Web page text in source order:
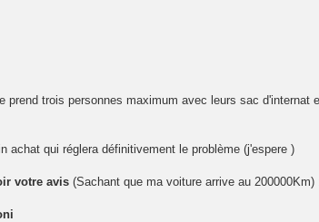
prend trois personnes maximum avec leurs sac d'internat
achat qui réglera définitivement le problème (j'espere )
votre avis (Sachant que ma voiture arrive au 200000Km)